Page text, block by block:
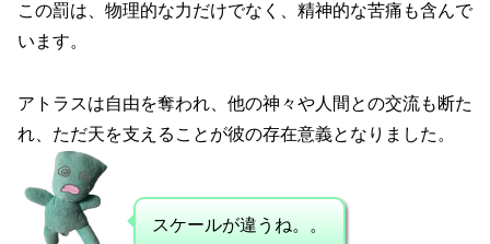
この罰は、物理的な力だけでなく、精神的な苦痛も含んで
います。
アトラスは自由を奪われ、他の神々や人間との交流も断た
れ、ただ天を支えることが彼の存在意義となりました。
スケールが違うね。。